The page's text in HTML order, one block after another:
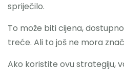
spriječilo.
To može biti cijena,
treće. Ali to još ne mora
Ako koristite ovu strategiju,